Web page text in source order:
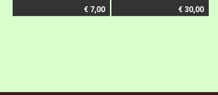
€ 7,00 € 30,00